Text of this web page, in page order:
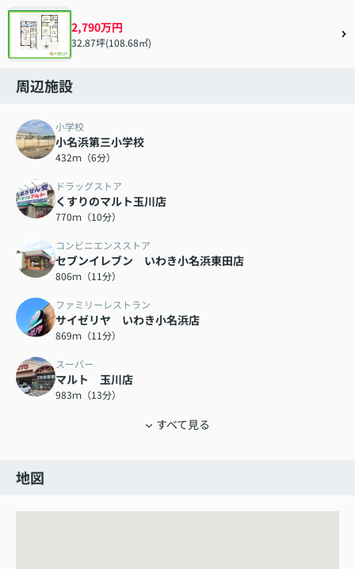
2,790万円
32.87坪(108.68㎡)
周辺施設
小学校
小名浜第三小学校
432ｍ（6分）
ドラッグストア
くすりのマルト玉川店
770ｍ（10分）
コンビニエンスストア
セブンイレブン いわき小名浜東田店
806ｍ（11分）
ファミリーレストラン
サイゼリヤ いわき小名浜店
869ｍ（11分）
スーパー
マルト 玉川店
983ｍ（13分）
すべて見る
地図